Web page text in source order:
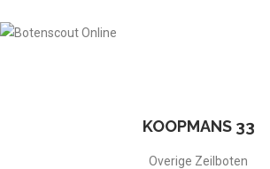
KOOPMANS 33
Overige Zeilboten